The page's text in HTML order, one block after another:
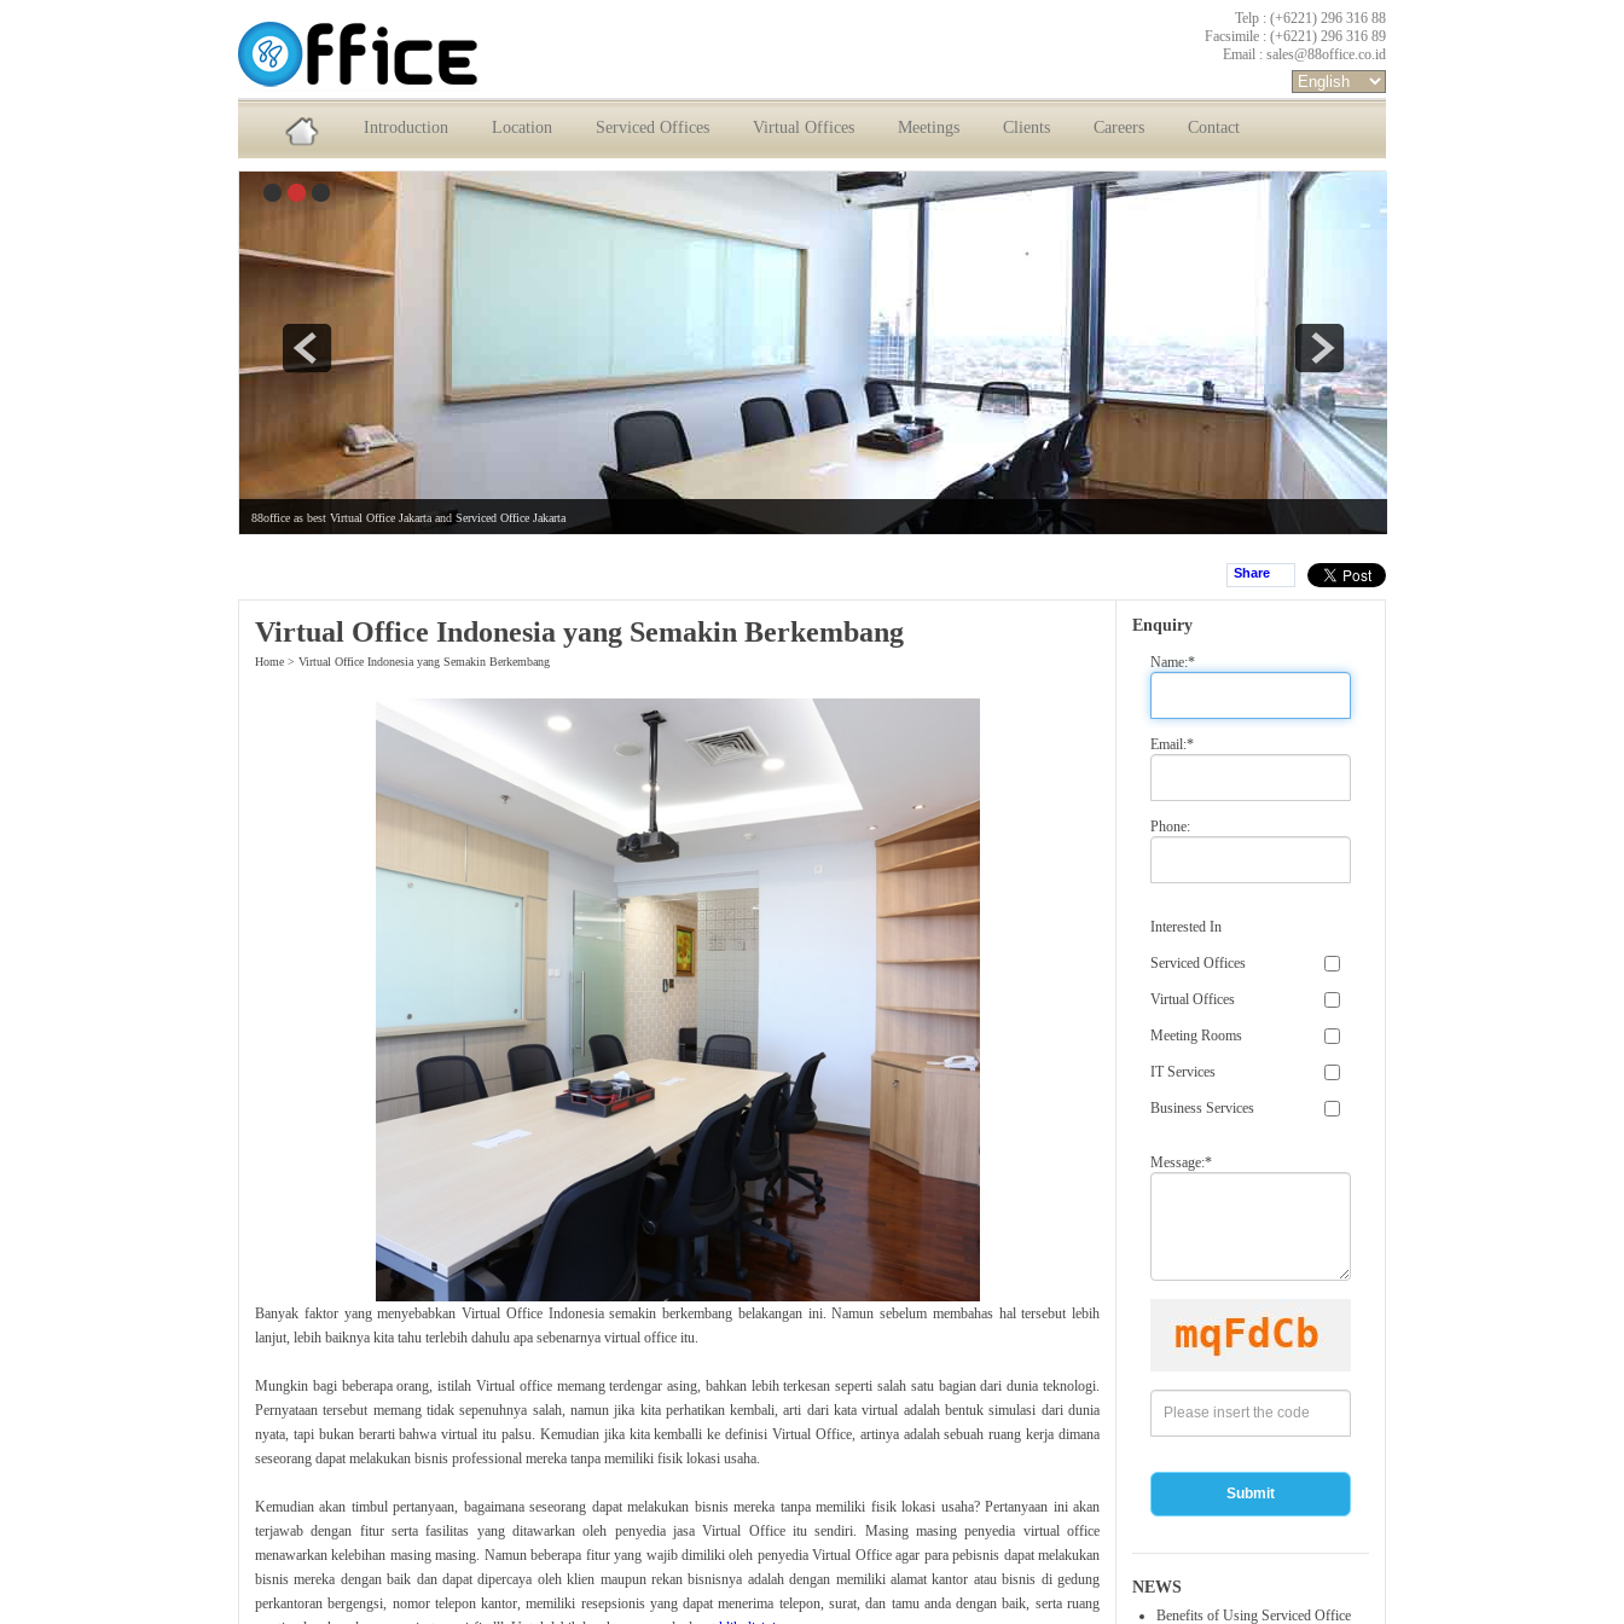
Service Office dan Virtual Office Jakarta Selatan
Telp : (+6221) 296 316 88
Facsimile : (+6221) 296 316 89
Email : sales@88office.co.id
Introduction Location Serviced Offices Virtual Offices Meetings Clients Careers Contact
88office as best Virtual Office Jakarta and Serviced Office Jakarta
Share
Virtual Office Indonesia yang Semakin Berkembang
Home > Virtual Office Indonesia yang Semakin Berkembang
Banyak faktor yang menyebabkan Virtual Office Indonesia semakin berkembang belakangan ini. Namun sebelum membahas hal tersebut lebih
lanjut, lebih baiknya kita tahu terlebih dahulu apa sebenarnya virtual office itu.
Mungkin bagi beberapa orang, istilah Virtual office memang terdengar asing, bahkan lebih terkesan seperti salah satu bagian dari dunia teknologi.
Pernyataan tersebut memang tidak sepenuhnya salah, namun jika kita perhatikan kembali, arti dari kata virtual adalah bentuk simulasi dari dunia
nyata, tapi bukan berarti bahwa virtual itu palsu. Kemudian jika kita kemballi ke definisi Virtual Office, artinya adalah sebuah ruang kerja dimana
seseorang dapat melakukan bisnis professional mereka tanpa memiliki fisik lokasi usaha.
Kemudian akan timbul pertanyaan, bagaimana seseorang dapat melakukan bisnis mereka tanpa memiliki fisik lokasi usaha? Pertanyaan ini akan
terjawab dengan fitur serta fasilitas yang ditawarkan oleh penyedia jasa Virtual Office itu sendiri. Masing masing penyedia virtual office
menawarkan kelebihan masing masing. Namun beberapa fitur yang wajib dimiliki oleh penyedia Virtual Office agar para pebisnis dapat melakukan
bisnis mereka dengan baik dan dapat dipercaya oleh klien maupun rekan bisnisnya adalah dengan memiliki alamat kantor atau bisnis di gedung
perkantoran bergengsi, nomor telepon kantor, memiliki resepsionis yang dapat menerima telepon, surat, dan tamu anda dengan baik, serta ruang
Enquiry
Name:*
Email:*
Phone:
Interested In
Serviced Offices
Virtual Offices
Meeting Rooms
IT Services
Business Services
Message:*
Submit
NEWS
Benefits of Using Serviced Office